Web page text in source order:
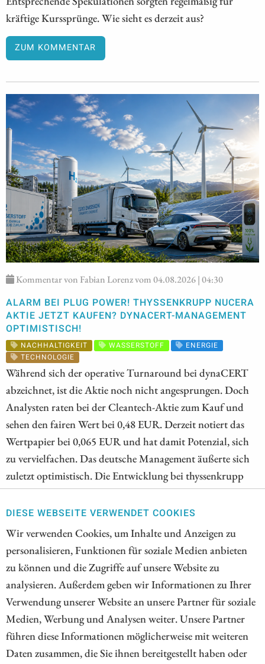
DIESE WEBSEITE VERWENDET COOKIES
Wir verwenden Cookies, um Inhalte und Anzeigen zu
personalisieren, Funktionen für soziale Medien anbieten
zu können und die Zugriffe auf unsere Website zu
analysieren. Außerdem geben wir Informationen zu Ihrer
Verwendung unserer Website an unsere Partner für soziale
Medien, Werbung und Analysen weiter. Unsere Partner
führen diese Informationen möglicherweise mit weiteren
Daten zusammen, die Sie ihnen bereitgestellt haben oder
kräftige Kurssprünge. Wie sieht es derzeit aus?
ZUM KOMMENTAR
Kommentar von Fabian Lorenz vom 04.08.2026 | 04:30
ALARM BEI PLUG POWER! THYSSENKRUPP NUCERA
AKTIE JETZT KAUFEN? DYNACERT-MANAGEMENT
OPTIMISTISCH!
NACHHALTIGKEIT WASSERSTOFF
ENERGIE
TECHNOLOGIE
Während sich der operative Turnaround bei dynaCERT
abzeichnet, ist die Aktie noch nicht angesprungen. Doch
Analysten raten bei der Cleantech-Aktie zum Kauf und
sehen den fairen Wert bei 0,48 EUR. Derzeit notiert das
Wertpapier bei 0,065 EUR und hat damit Potenzial, sich
zu vervielfachen. Das deutsche Management äußerte sich
zuletzt optimistisch. Die Entwicklung bei thyssenkrupp
nucera war zuletzt weniger schwach als erwartet. Doch
reicht das, damit die deutsche Wasserstoff-Hoffnung
durchstarten kann? Mit einer Pressemitteilung wollte Plug
Power zuletzt Optimismus verbreiten. Stattdessen schrillen
bei Investoren die Alarmglocken. Die Aktie setzt den
Abwärtstrend fort, denn die Liquidität könnte nicht
reichen und eine Kapitalerhöhung ist zu erwarten.
ZUM KOMMENTAR